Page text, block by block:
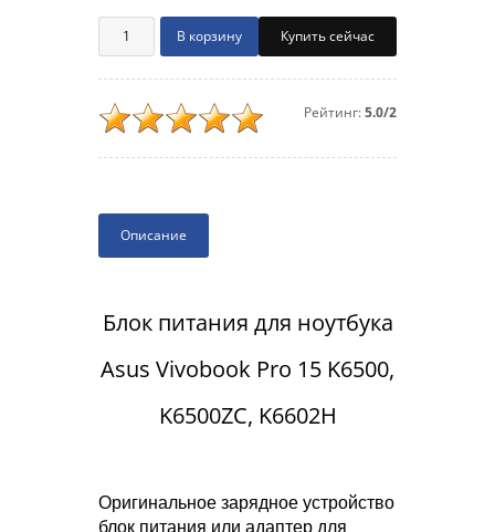
Купить сейчас
Рейтинг:5.0/2
Описание
Блок питания для ноутбука
Asus Vivobook Pro 15 K6500,
K6500ZC, K6602H
Оригинальное зарядное устройство
блок питания или адаптер для